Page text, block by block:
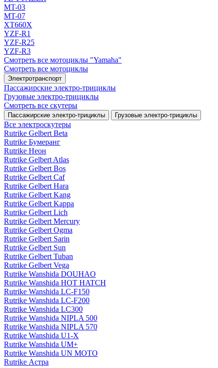
MT-03
MT-07
XT660X
YZF-R1
YZF-R25
YZF-R3
Смотреть все мотоциклы "Yamaha"
Смотреть все мотоциклы
Электротранспорт
Пассажирские электро‑трициклы
Грузовые электро‑трициклы
Смотреть все скутеры
Пассажирские электро‑трициклы Грузовые электро‑трициклы
Все электро­скутеры
Rutrike Gelbert Beta
Rutrike Бумеранг
Rutrike Неон
Rutrike Gelbert Atlas
Rutrike Gelbert Bos
Rutrike Gelbert Caf
Rutrike Gelbert Hara
Rutrike Gelbert Kang
Rutrike Gelbert Kappa
Rutrike Gelbert Lich
Rutrike Gelbert Mercury
Rutrike Gelbert Ogma
Rutrike Gelbert Sarin
Rutrike Gelbert Sun
Rutrike Gelbert Tuban
Rutrike Gelbert Vega
Rutrike Wanshida DOUHAO
Rutrike Wanshida HOT HATCH
Rutrike Wanshida LC-F150
Rutrike Wanshida LC-F200
Rutrike Wanshida LC300
Rutrike Wanshida NIPLA 500
Rutrike Wanshida NIPLA 570
Rutrike Wanshida U1-X
Rutrike Wanshida UM+
Rutrike Wanshida UN MOTO
Rutrike Астра